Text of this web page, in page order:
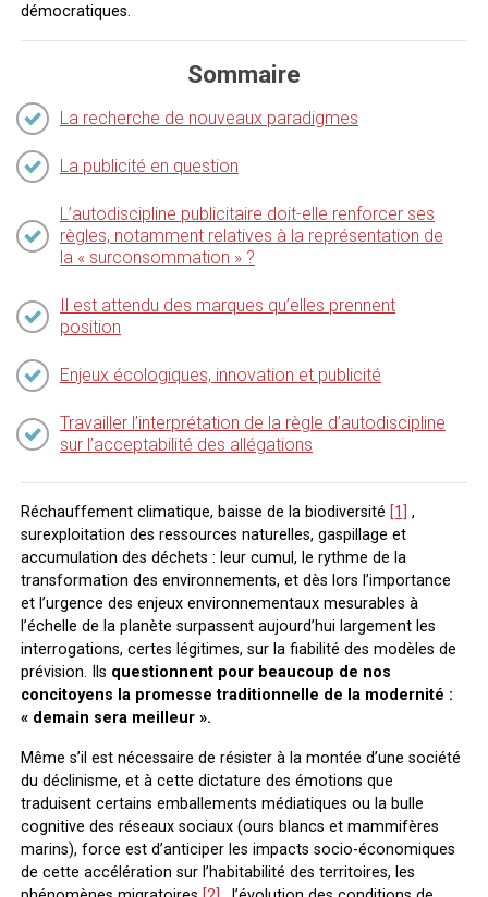
démocratiques.
Sommaire
La recherche de nouveaux paradigmes
La publicité en question
L’autodiscipline publicitaire doit-elle renforcer ses
règles, notamment relatives à la représentation de
la « surconsommation » ?
Il est attendu des marques qu’elles prennent
position
Enjeux écologiques, innovation et publicité
Travailler l’interprétation de la règle d’autodiscipline
sur l’acceptabilité des allégations
Réchauffement climatique, baisse de la biodiversité [1]
,
surexploitation des ressources naturelles, gaspillage et
accumulation des déchets : leur cumul, le rythme de la
transformation des environnements, et dès lors l’importance
et l’urgence des enjeux environnementaux mesurables à
l’échelle de la planète surpassent aujourd’hui largement les
interrogations, certes légitimes, sur la fiabilité des modèles de
prévision. Ils questionnent pour beaucoup de nos
concitoyens la promesse traditionnelle de la modernité :
« demain sera meilleur ».
Même s’il est nécessaire de résister à la montée d’une société
du déclinisme, et à cette dictature des émotions que
traduisent certains emballements médiatiques ou la bulle
cognitive des réseaux sociaux (ours blancs et mammifères
marins), force est d’anticiper les impacts socio-économiques
de cette accélération sur l’habitabilité des territoires, les